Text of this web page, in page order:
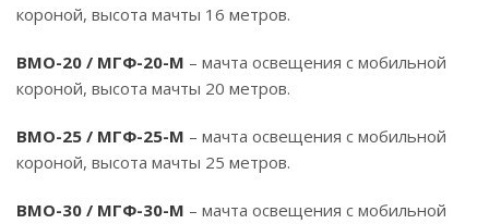
короной, высота мачты 16 метров.
ВМО-20 / МГФ-20-М – мачта освещения с мобильной
короной, высота мачты 20 метров.
ВМО-25 / МГФ-25-М – мачта освещения с мобильной
короной, высота мачты 25 метров.
ВМО-30 / МГФ-30-М – мачта освещения с мобильной